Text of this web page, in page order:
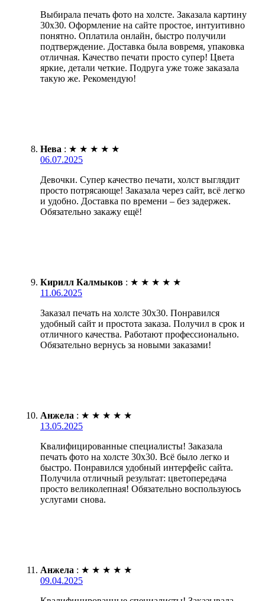
Выбирала печать фото на холсте. Заказала картину
30х30. Оформление на сайте простое, интуитивно
понятно. Оплатила онлайн, быстро получили
подтверждение. Доставка была вовремя, упаковка
отличная. Качество печати просто супер! Цвета
яркие, детали четкие. Подруга уже тоже заказала
такую же. Рекомендую!
Нева : ★ ★ ★ ★ ★
06.07.2025
Девочки. Супер качество печати, холст выглядит
просто потрясающе! Заказала через сайт, всё легко
и удобно. Доставка по времени – без задержек.
Обязательно закажу ещё!
Кирилл Калмыков : ★ ★ ★ ★ ★
11.06.2025
Заказал печать на холсте 30х30. Понравился
удобный сайт и простота заказа. Получил в срок и
отличного качества. Работают профессионально.
Обязательно вернусь за новыми заказами!
Анжела : ★ ★ ★ ★ ★
13.05.2025
Квалифицированные специалисты! Заказала
печать фото на холсте 30х30. Всё было легко и
быстро. Понравился удобный интерфейс сайта.
Получила отличный результат: цветопередача
просто великолепная! Обязательно воспользуюсь
услугами снова.
Анжела : ★ ★ ★ ★ ★
09.04.2025